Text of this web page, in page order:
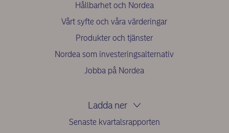
Hållbarhet och Nordea
Vårt syfte och våra värderingar
Produkter och tjänster
Nordea som investeringsalternativ
Jobba på Nordea
Ladda ner
Senaste kvartalsrapporten